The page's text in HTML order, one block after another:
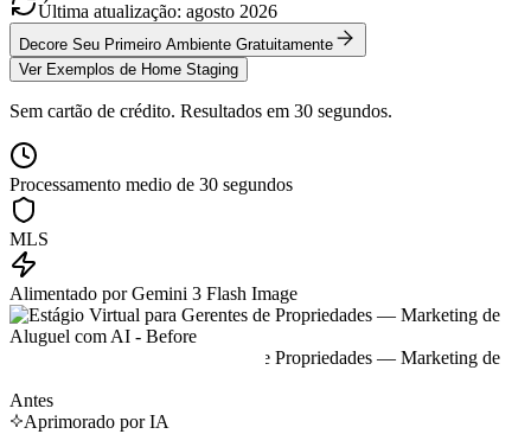
Última atualização: agosto 2026
Decore Seu Primeiro Ambiente Gratuitamente
Ver Exemplos de Home Staging
Sem cartão de crédito. Resultados em 30 segundos.
Processamento medio de 30 segundos
MLS
Alimentado por Gemini 3 Flash Image
Antes
Aprimorado por IA